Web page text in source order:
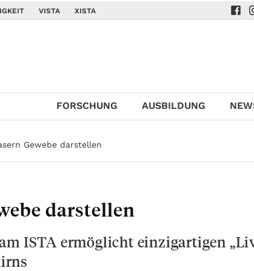
VISTA XISTA
FORSCHUNG AUSBILDUNG
Gewebe darstellen
darstellen
ISTA ermöglicht einzigartigen